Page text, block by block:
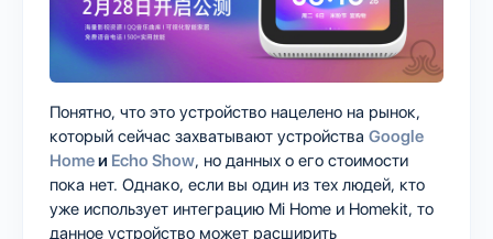
Понятно, что это устройство нацелено на рынок,
который сейчас захватывают устройства Google
Homeи Echo Show, но данных о его стоимости
пока нет. Однако, если вы один из тех людей, кто
уже использует интеграцию Mi Home и Homekit, то
данное устройство может расширить